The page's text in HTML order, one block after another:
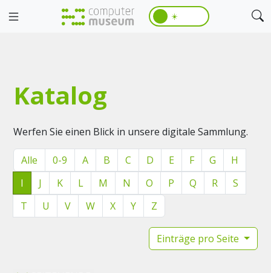
☀️
Katalog
Werfen Sie einen Blick in unsere digitale Sammlung.
Alle 0-9 A B C D E F G
H
I
J K L M N O P Q R
S
T
U V W X Y Z
Einträge pro Seite